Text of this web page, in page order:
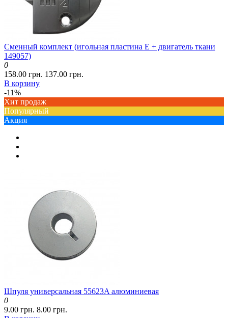
Сменный комплект (игольная пластина E + двигатель ткани
149057)
0
158.00 грн. 137.00 грн.
В корзину
-11%
Хит продаж
Популярный
Акция
Шпуля универсальная 55623A алюминиевая
0
9.00 грн. 8.00 грн.